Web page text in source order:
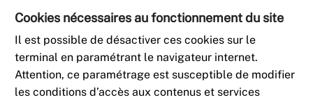
Cookies nécessaires au fonctionnement du site
Il est possible de désactiver ces cookies sur le
terminal en paramétrant le navigateur internet.
Attention, ce paramétrage est susceptible de modifier
les conditions d’accès aux contenus et services